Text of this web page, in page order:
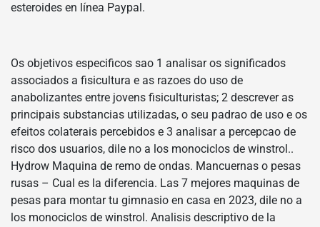
esteroides en línea Paypal.
Os objetivos especificos sao 1 analisar os significados
associados a fisicultura e as razoes do uso de
anabolizantes entre jovens fisiculturistas; 2 descrever as
principais substancias utilizadas, o seu padrao de uso e os
efeitos colaterais percebidos e 3 analisar a percepcao de
risco dos usuarios, dile no a los monociclos de winstrol..
Hydrow Maquina de remo de ondas. Mancuernas o pesas
rusas – Cual es la diferencia. Las 7 mejores maquinas de
pesas para montar tu gimnasio en casa en 2023, dile no a
los monociclos de winstrol. Analisis descriptivo de la